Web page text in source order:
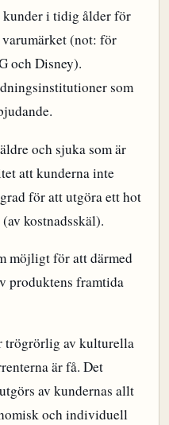
i tidig ålder för
(not: för
och Disney).
som
och sjuka som är
att kunderna inte
för att utgöra ett hot
kostnadsskäl).
möjligt för att därmed
produktens framtida
trögrörlig av kulturella
är få. Det
av kundernas allt
och individuell